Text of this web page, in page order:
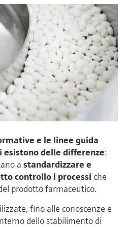
e le linee guida
esistono delle differenze:
a standardizzare e
controllo i processi che
prodotto farmaceutico.
fino alle conoscenze e
dello stabilimento di